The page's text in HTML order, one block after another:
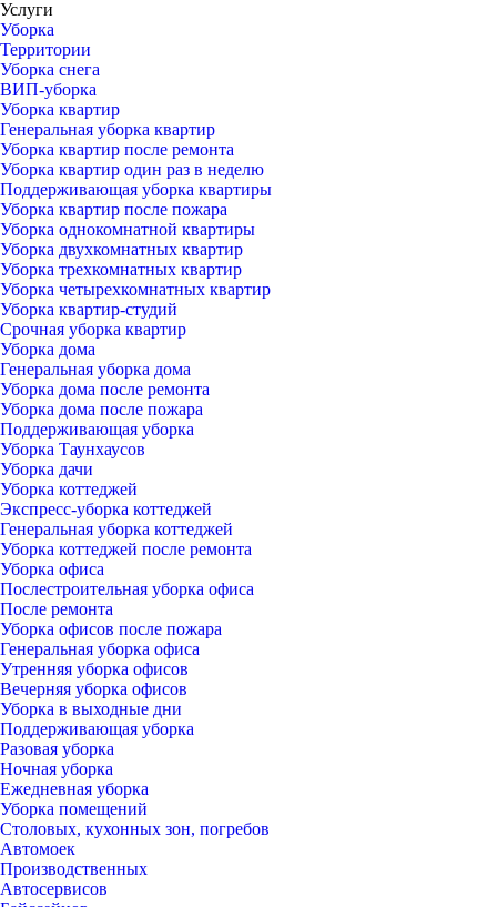
Услуги
Уборка
Территории
Уборка снега
ВИП-уборка
Уборка квартир
Генеральная уборка квартир
Уборка квартир после ремонта
Уборка квартир один раз в неделю
Поддерживающая уборка квартиры
Уборка квартир после пожара
Уборка однокомнатной квартиры
Уборка двухкомнатных квартир
Уборка трехкомнатных квартир
Уборка четырехкомнатных квартир
Уборка квартир-студий
Срочная уборка квартир
Уборка дома
Генеральная уборка дома
Уборка дома после ремонта
Уборка дома после пожара
Поддерживающая уборка
Уборка Таунхаусов
Уборка дачи
Уборка коттеджей
Экспресс-уборка коттеджей
Генеральная уборка коттеджей
Уборка коттеджей после ремонта
Уборка офиса
Послестроительная уборка офиса
После ремонта
Уборка офисов после пожара
Генеральная уборка офиса
Утренняя уборка офисов
Вечерняя уборка офисов
Уборка в выходные дни
Поддерживающая уборка
Разовая уборка
Ночная уборка
Ежедневная уборка
Уборка помещений
Столовых, кухонных зон, погребов
Автомоек
Производственных
Автосервисов